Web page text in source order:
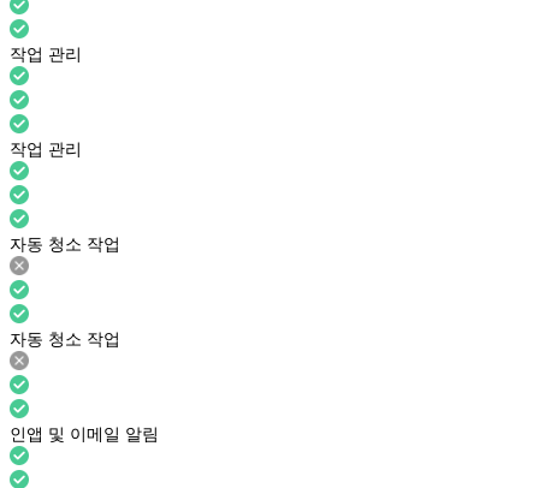
작업 관리
작업 관리
자동 청소 작업
자동 청소 작업
인앱 및 이메일 알림